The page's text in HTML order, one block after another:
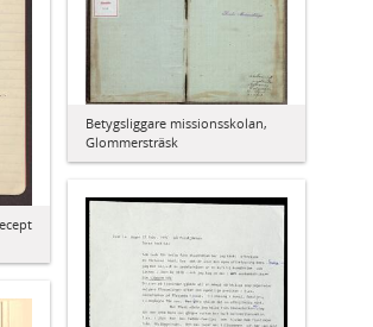
Betygsliggare missionsskolan,
Glommersträsk